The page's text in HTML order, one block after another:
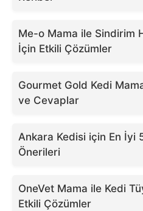
Me-o Mama ile Sindirim
İçin Etkili Çözümler
Gourmet Gold Kedi
ve Cevaplar
Ankara Kedisi için En İyi
Önerileri
OneVet Mama ile Kedi
Etkili Çözümler